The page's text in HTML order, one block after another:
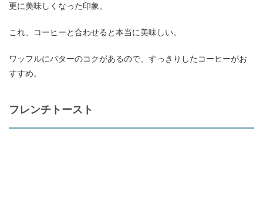
更に美味しくなった印象。
これ、コーヒーと合わせると本当に美味しい。
ワッフルにバターのコクがあるので、すっきりしたコーヒーがお
すすめ。
フレンチトースト